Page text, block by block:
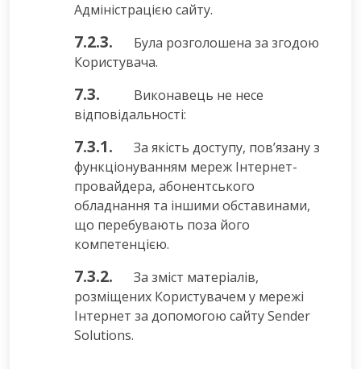
Адміністрацією сайту.
7.2.3.
Була розголошена за згодою
Користувача.
7.3.
Виконавець не несе
відповідальності:
7.3.1.
За якість доступу, пов’язану з
функціонуванням мереж Інтернет-
провайдера, абонентського
обладнання та іншими обставинами,
що перебувають поза його
компетенцією.
7.3.2.
За зміст матеріалів,
розміщених Користувачем у мережі
Інтернет за допомогою сайту Sender
Solutions.